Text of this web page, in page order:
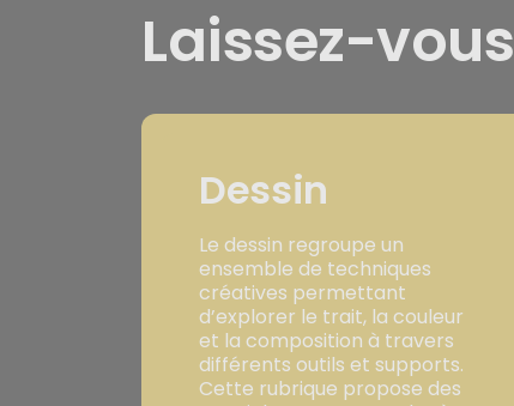
Laissez-vous
Dessin
Le dessin regroupe un
ensemble de techniques
créatives permettant
d’explorer le trait, la couleur
et la composition à travers
différents outils et supports.
Cette rubrique propose des